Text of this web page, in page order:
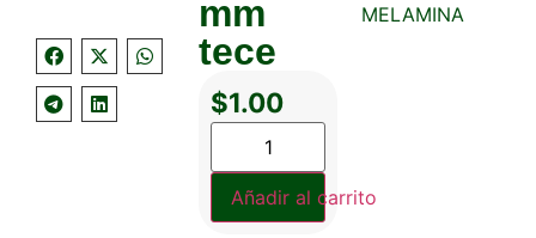
mm
tece
$1.00
Añadir al carrito
MELAMINA